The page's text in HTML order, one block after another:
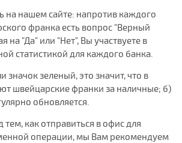
на нашем сайте: напротив каждого
франка есть вопрос "Верный
на "Да" или "Нет", Вы участвуете в
статистикой для каждого банка.
значок зеленый, это значит, что в
швейцарские франки за наличные; б)
обновляется.
тем, как отправиться в офис для
операции, мы Вам рекомендуем